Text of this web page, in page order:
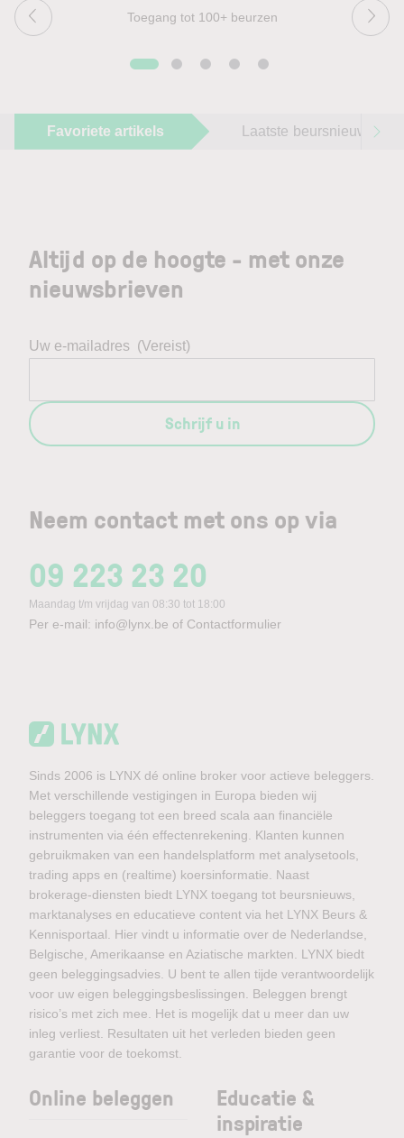
Toegang tot 100+ beurzen
Favoriete artikels Laatste beursnieuws
Neem contact met ons op via
09 223 23 20
Maandag t/m vrijdag van 08:30 tot 18:00
Per e-mail: info@lynx.be of Contactformulier
Altijd op de hoogte - met onze
nieuwsbrieven
Uw e-mailadres (Vereist)
Schrijf u in
Sinds 2006 is LYNX dé online broker voor actieve beleggers.
Met verschillende vestigingen in Europa bieden wij
beleggers toegang tot een breed scala aan financiële
instrumenten via één effectenrekening. Klanten kunnen
gebruikmaken van een handelsplatform met analysetools,
trading apps en (realtime) koersinformatie. Naast
brokerage-diensten biedt LYNX toegang tot beursnieuws,
marktanalyses en educatieve content via het LYNX Beurs &
Kennisportaal. Hier vindt u informatie over de Nederlandse,
Belgische, Amerikaanse en Aziatische markten. LYNX biedt
geen beleggingsadvies. U bent te allen tijde verantwoordelijk
voor uw eigen beleggingsbeslissingen. Beleggen brengt
risico’s met zich mee. Het is mogelijk dat u meer dan uw
inleg verliest. Resultaten uit het verleden bieden geen
garantie voor de toekomst.
Online beleggen
Educatie &
inspiratie